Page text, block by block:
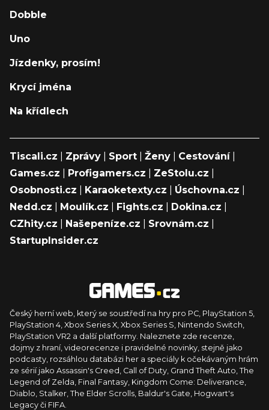
Dobble
Uno
Jízdenky, prosím!
Krycí jména
Na křídlech
Tiscali.cz Zprávy Sport Ženy Cestování|
Games.cz
Profigamers.cz ZeStolu.cz
Osobnosti.cz
Karaoketexty.cz Úschovna.cz
Nedd.cz
Moulík.cz Fights.cz Dokina.cz
CZhity.cz
Našepeníze.cz Srovnám.cz
StartupInsider.cz
Český herní web, který se soustředí na hry pro PC, PlayStation 5,
PlayStation 4, Xbox Series X, Xbox Series S, Nintendo Switch,
PlayStation VR2 a další platformy. Naleznete zde recenze,
dojmy z hraní, videorecenze i pravidelné novinky, stejně jako
podcasty, rozsáhlou databázi her a speciály k očekávaným hrám
ze sérií jako Assassin's Creed, Call of Duty, Grand Theft Auto, The
Legend of Zelda, Final Fantasy, Kingdom Come: Deliverance,
Diablo, Stalker, The Elder Scrolls, Baldur's Gate, Hogwart's
Legacy či FIFA.